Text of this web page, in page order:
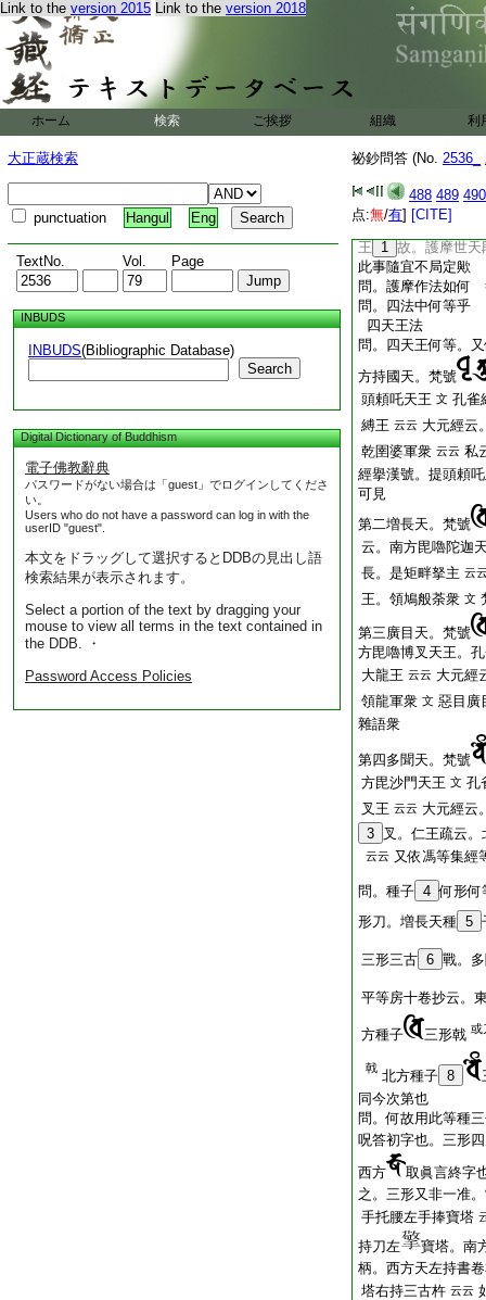
Link to the version 2015 Link to the version 2018
ホーム 検索 ご挨拶 組織 利
大正蔵検索
punctuation Hangul Eng
TextNo. Vol. Page
INBUDS
INBUDS(Bibliographic Database)
Search
Digital Dictionary of Buddhism
電子佛教辭典
パスワードがない場合は「guest」でログインしてくださ
い。
Users who do not have a password can log in with the
userID "guest".
本文をドラッグして選択するとDDBの見出し語
検索結果が表示されます。
Select a portion of the text by dragging your
mouse to view all terms in the text contained in
the DDB. ・
Password Access Policies
祕鈔問答 (No. 2536_
488 489 490
点:無/有] [CITE]
問。天等不用正念
ハ無正念誦。
歟。北斗護摩次第
擧之。北斗供
時
無正念誦等。唯散
定。若用者。天等
問。今此法誦釋迦
諸天主歟。例如星
依之四天王供
問。若爾何不誦不
王
1 故。護摩世
此事隨宜不局定歟
問。護摩作法如何
問。四法中何等乎
四天王法
問。四天王何等。
方持國天。梵號
頭頼吒天王 文 孔雀
縛王 云云 大元經云
乾圉婆軍衆 云云 私
經擧漢號。提頭頼
可見
第二増長天。梵號
云。南方毘嚕陀迦
長。是矩畔拏主 云
王。領鳩般荼衆 文
第三廣目天。梵號
方毘嚕博叉天王。
大龍王 云云 大元經
領龍軍衆 文 惡目廣
雜語衆
第四多聞天。梵號
方毘沙門天王 文 孔
叉王 云云 大元經云
3 叉。仁王疏云
云云 又依馮等集經
問。種子 4 何形
形刀。増長天種 5
三形三古 6 戰。
平等房十卷抄云。
方種子 三形戟 或
戟 北方種子 8
同今次第也
問。何故用此等種
呪答初字也。三形
西方
取眞言終字
之。三形又非一准
手托腰左手捧寶塔
持刀左
寶塔。南
柄。西方天左持書
塔右持三古杵 云云